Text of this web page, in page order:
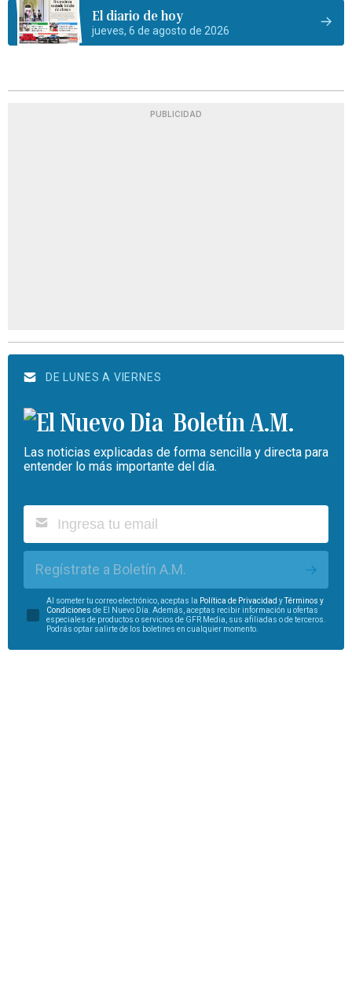
El diario de hoy
jueves, 6 de agosto de 2026
PUBLICIDAD
DE LUNES A VIERNES
Boletín A.M.
Las noticias explicadas de forma sencilla y directa para
entender lo más importante del día.
Regístrate a Boletín A.M.
Al someter tu correo electrónico, aceptas la Política de Privacidad yTérminos y
Condiciones de El Nuevo Día. Además, aceptas recibir información u ofertas
especiales de productos o servicios de GFR Media, sus afiliadas o de terceros.
Podrás optar salirte de los boletines en cualquier momento.